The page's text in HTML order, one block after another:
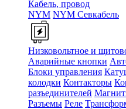
Кабель, провод
NYM NYM Севкабель
Низковольтное и
Аварийные кнопки
Блоки управления
колодки Контакторы
разъединителей
Разъемы Реле